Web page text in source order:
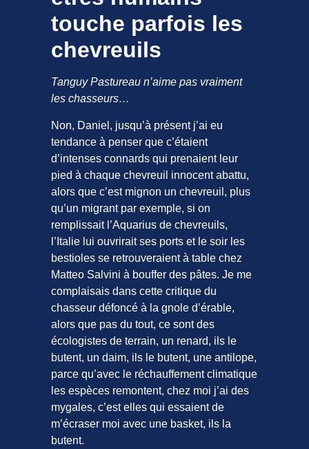
touche parfois les
chevreuils
Tanguy Pastureau n’aime pas vraiment
les chasseurs…
Non, Daniel, jusqu’à présent j’ai eu
tendance à penser que c’étaient
d’intenses connards qui prenaient leur
pied à chaque chevreuil innocent abattu,
alors que c’est mignon un chevreuil, plus
qu’un migrant par exemple, si on
remplissait l’Aquarius de chevreuils,
l’Italie lui ouvrirait ses ports et le soir les
bestioles se retrouveraient à table chez
Matteo Salvini à bouffer des pâtes. Je me
complaisais dans cette critique du
chasseur défoncé à la gnole d’érable,
alors que pas du tout, ce sont des
écologistes de terrain, un renard, ils le
butent, un daim, ils le butent, une antilope,
parce qu’avec le réchauffement climatique
les espèces remontent, chez moi j’ai des
mygales, c’est elles qui essaient de
m’écraser moi avec une basket, ils la
butent.